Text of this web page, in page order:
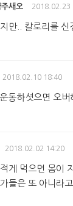
새오 2018.02.23
만.. 칼로리를
2018.02.10 18:40
운동하셧으면 오버
2018.02.02 14:20
게 먹으면 몸이
들은 또 아니라